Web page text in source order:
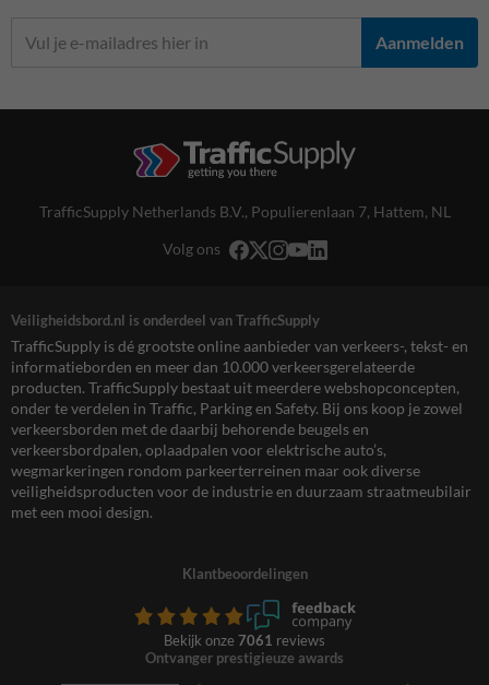
Aanmelden
TrafficSupply Netherlands B.V., Populierenlaan 7, Hattem, NL
Volg ons
Veiligheidsbord.nl is onderdeel van TrafficSupply
TrafficSupply is dé grootste online aanbieder van verkeers-, tekst- en
informatieborden en meer dan 10.000 verkeersgerelateerde
producten. TrafficSupply bestaat uit meerdere webshopconcepten,
onder te verdelen in Traffic, Parking en Safety. Bij ons koop je zowel
verkeersborden met de daarbij behorende beugels en
verkeersbordpalen, oplaadpalen voor elektrische auto’s,
wegmarkeringen rondom parkeerterreinen maar ook diverse
veiligheidsproducten voor de industrie en duurzaam straatmeubilair
met een mooi design.
Klantbeoordelingen
Bekijk onze 7061 reviews
Ontvanger prestigieuze awards